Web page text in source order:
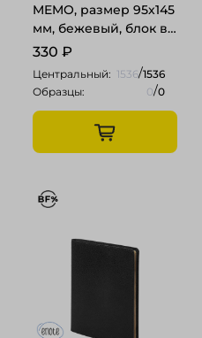
MEMO, размер 95х145
мм, бежевый, блок в
клетку
330 ₽
Центральный: 1536/1536
Образцы:
0/0